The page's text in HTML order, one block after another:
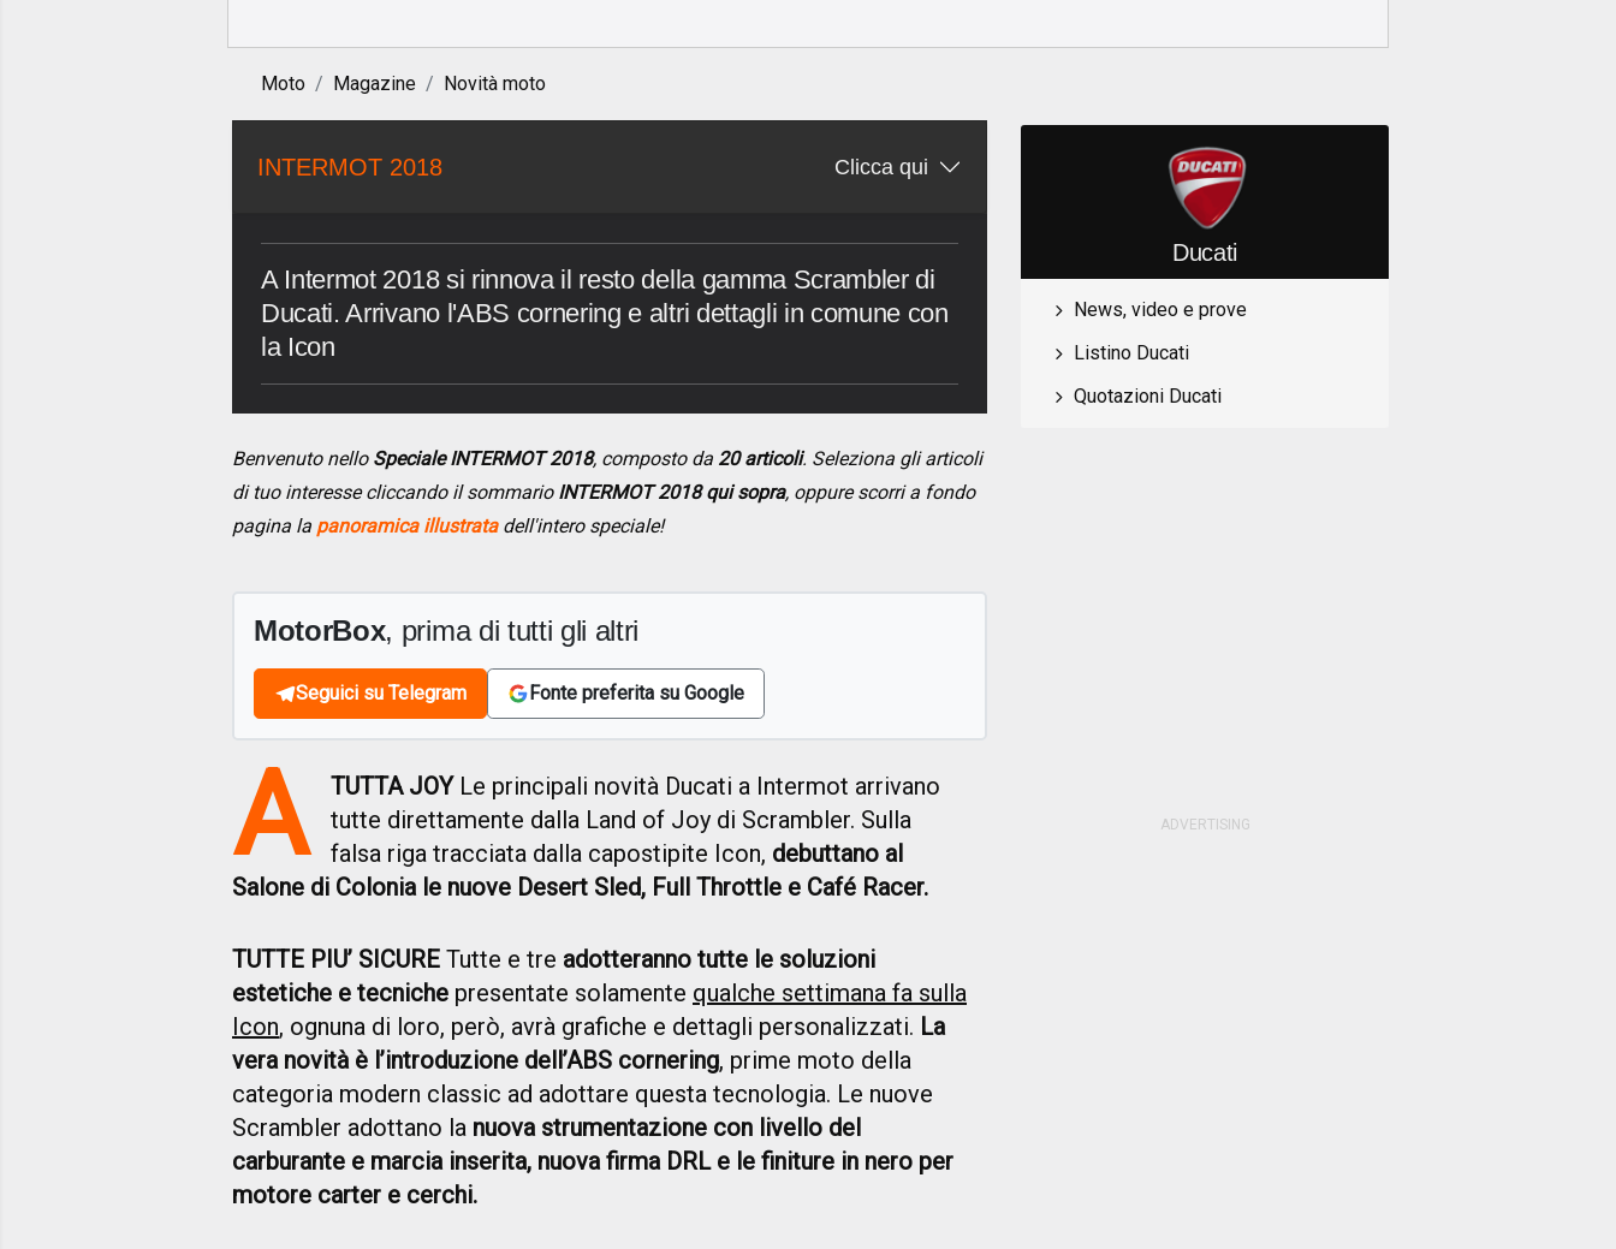
Moto Magazine Novità moto
INTERMOT 2018 Clicca qui
A Intermot 2018 si rinnova il resto della gamma Scrambler di
Ducati. Arrivano l'ABS cornering e altri dettagli in comune con
la Icon
Benvenuto nello Speciale INTERMOT 2018, composto da 20 articoli. Seleziona gli articoli
di tuo interesse cliccando il sommario INTERMOT 2018 qui sopra, oppure scorri a fondo
pagina la panoramica illustratadell'intero speciale!
MotorBox, prima di tutti gli altri
Seguici su Telegram Fonte preferita su Google
A TUTTA JOYLe principali novità Ducati a Intermot arrivano
tutte direttamente dalla Land of Joy di Scrambler. Sulla
falsa riga tracciata dalla capostipite Icon, debuttano al
Salone di Colonia le nuove Desert Sled, Full Throttle e Café Racer.
TUTTE PIU’ SICURE Tutte e tre adotteranno tutte le soluzioni
estetiche e tecniche presentate solamente qualche settimana fa sulla
Icon, ognuna di loro, però, avrà grafiche e dettagli personalizzati. La
vera novità è l’introduzione dell’ABS cornering, prime moto della
categoria modern classic ad adottare questa tecnologia. Le nuove
Scrambler adottano la nuova strumentazione con livello del
carburante e marcia inserita, nuova firma DRL e le finiture in nero per
motore carter e cerchi.
Ducati
News, video e prove
Listino Ducati
Quotazioni Ducati